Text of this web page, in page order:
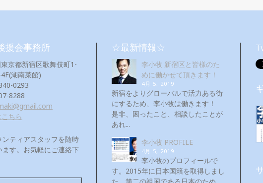
援会事務所
京都新宿区歌舞伎町1-
湖南菜館)
0293
8288
ちら
ンティアスタッフを随時
ます。お気軽にご連絡下
☆最新情報☆
李小牧 新宿区と皆様のた
めに働かせて頂きます！
4月 5, 2019
新宿をよりグローバルで活力ある街
にするため、李小牧は働きます！
是非、困ったこと、相談したことが
あれ...
李小牧 PROFILE
4月 5, 2019
李小牧のプロフィールで
す。2015年に日本国籍を取得しまし